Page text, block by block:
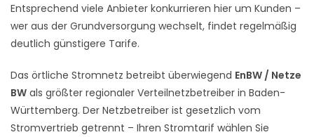
Entsprechend viele Anbieter konkurrieren hier um Kunden –
wer aus der Grundversorgung wechselt, findet regelmäßig
deutlich günstigere Tarife.
Das örtliche Stromnetz betreibt überwiegend EnBW / Netze
BW als größter regionaler Verteilnetzbetreiber in Baden-
Württemberg. Der Netzbetreiber ist gesetzlich vom
Stromvertrieb getrennt – Ihren Stromtarif wählen Sie